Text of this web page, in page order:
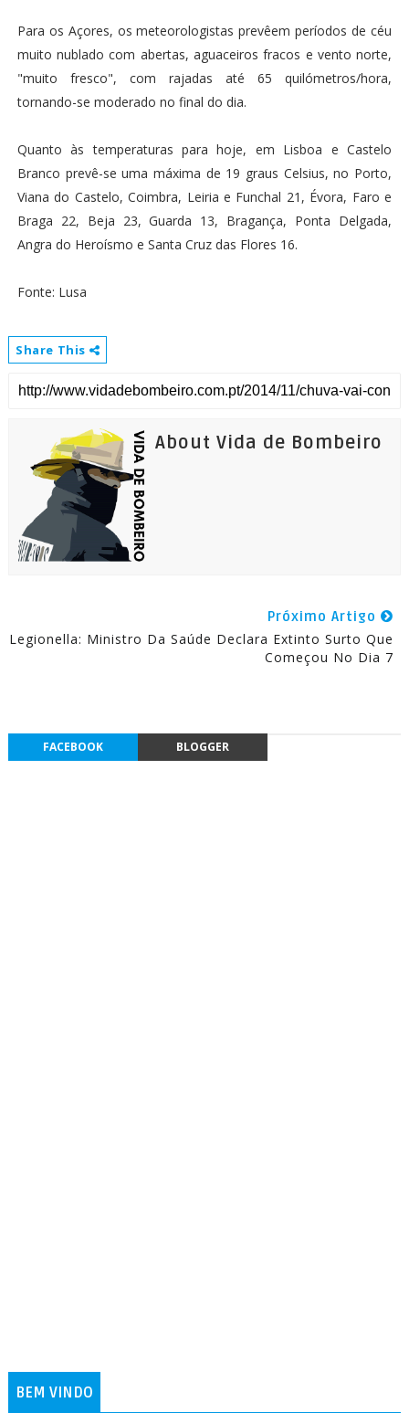
Para os Açores, os meteorologistas prevêem períodos de céu
muito nublado com abertas, aguaceiros fracos e vento norte,
"muito fresco", com rajadas até 65 quilómetros/hora,
tornando-se moderado no final do dia.
Quanto às temperaturas para hoje, em Lisboa e Castelo
Branco prevê-se uma máxima de 19 graus Celsius, no Porto,
Viana do Castelo, Coimbra, Leiria e Funchal 21, Évora, Faro e
Braga 22, Beja 23, Guarda 13, Bragança, Ponta Delgada,
Angra do Heroísmo e Santa Cruz das Flores 16.
Fonte: Lusa
Share This
About Vida de Bombeiro
Próximo Artigo
Legionella: Ministro Da Saúde Declara Extinto Surto Que
Começou No Dia 7
FACEBOOK BLOGGER
BEM VINDO